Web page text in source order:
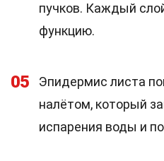
пучков. Каждый
функцию.
05
Эпидермис листа
налётом, который
испарения воды и